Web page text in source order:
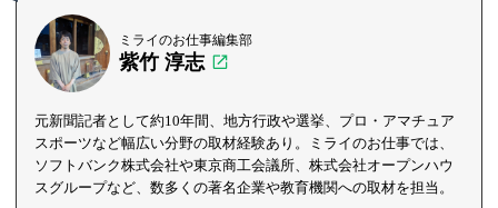
ミライのお仕事編集部
紫竹 淳志
元新聞記者として約10年間、地方行政や選挙、プロ・アマチュア
スポーツなど幅広い分野の取材経験あり。ミライのお仕事では、
ソフトバンク株式会社や東京商工会議所、株式会社オープンハウ
スグループなど、数多くの著名企業や教育機関への取材を担当。